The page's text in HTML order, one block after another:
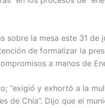
sobre la mesa este 31 de
de formalizar la
a manos de
“exigió y exhortó a la
de Chía”. Dijo que el